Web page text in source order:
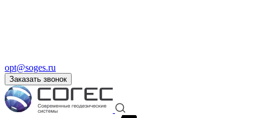
opt@soges.ru
Заказать звонок